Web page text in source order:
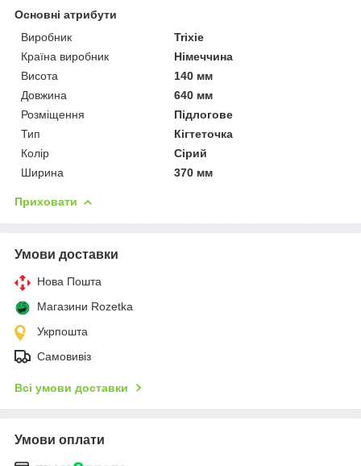
Основні атрибути
Виробник
Trixie
Країна виробник
Німеччина
Висота
140 мм
Довжина
640 мм
Розміщення
Підлогове
Тип
Кігтеточка
Колір
Сірий
Ширина
370 мм
Приховати
Умови доставки
Нова Пошта
Магазини Rozetka
Укрпошта
Самовивіз
Всі умови доставки
Умови оплати